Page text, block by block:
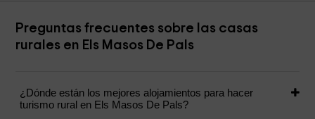
Preguntas frecuentes sobre las casas
rurales en Els Masos De Pals
¿Dónde están los mejores alojamientos para hacer
turismo rural en Els Masos De Pals?